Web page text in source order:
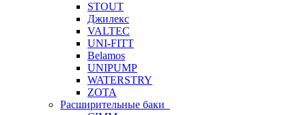
STOUT
Джилекс
VALTEC
UNI-FITT
Belamos
UNIPUMP
WATERSTRY
ZOTA
Расширительные баки